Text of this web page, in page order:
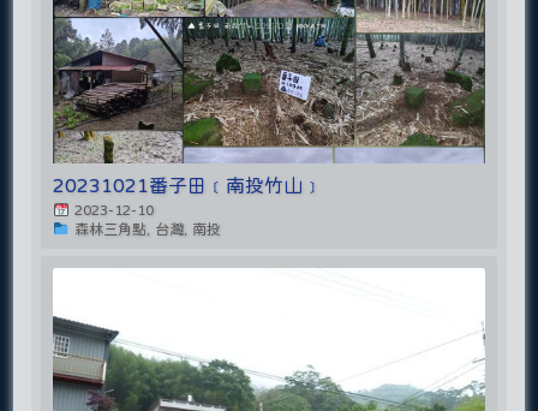
20231021番子田﹝南投竹山﹞
2023-12-10
森林三角點, 台灣, 南投